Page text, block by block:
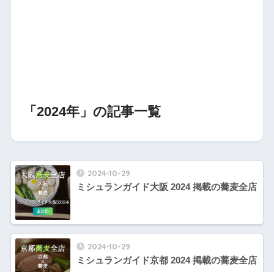
「2024年」の記事一覧
2024-10-29
ミシュランガイド大阪 2024 掲載の蕎麦全店
2024-10-29
ミシュランガイド京都 2024 掲載の蕎麦全店